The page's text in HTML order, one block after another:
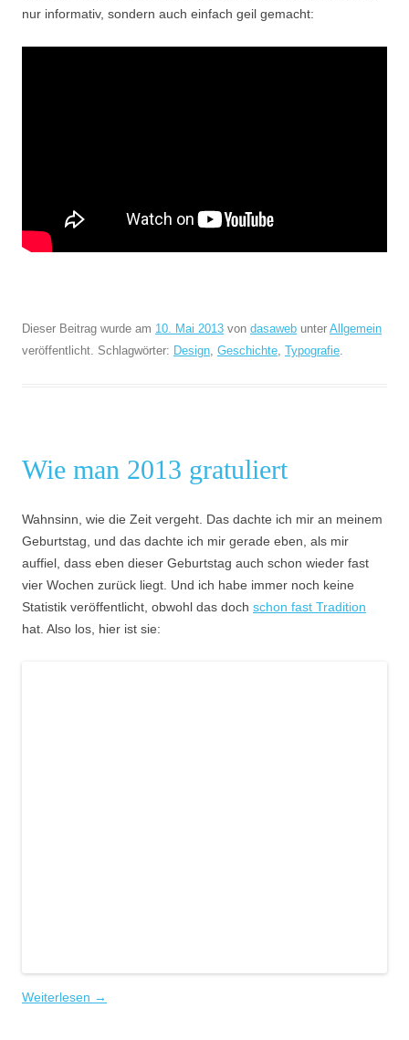
nur informativ, sondern auch einfach geil gemacht:
Dieser Beitrag wurde am 10. Mai 2013 von dasaweb unter Allgemein
veröffentlicht. Schlagwörter: Design, Geschichte, Typografie.
Wie man 2013 gratuliert
Wahnsinn, wie die Zeit vergeht. Das dachte ich mir an meinem
Geburtstag, und das dachte ich mir gerade eben, als mir
auffiel, dass eben dieser Geburtstag auch schon wieder fast
vier Wochen zurück liegt. Und ich habe immer noch keine
Statistik veröffentlicht, obwohl das doch schon fast Tradition
hat. Also los, hier ist sie:
Weiterlesen →